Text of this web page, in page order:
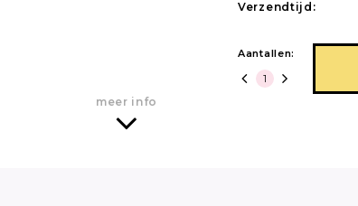
Verzendtijd:
Aantallen:
meer info